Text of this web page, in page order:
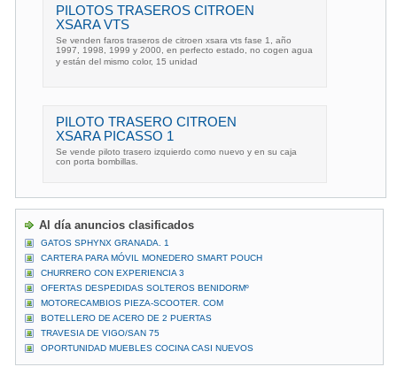
PILOTOS TRASEROS CITROEN
XSARA VTS
Se venden faros traseros de citroen xsara vts fase 1, año
1997, 1998, 1999 y 2000, en perfecto estado, no cogen agua
y están del mismo color, 15 unidad
PILOTO TRASERO CITROEN
XSARA PICASSO 1
Se vende piloto trasero izquierdo como nuevo y en su caja
con porta bombillas.
Al día anuncios clasificados
GATOS SPHYNX GRANADA. 1
CARTERA PARA MÓVIL MONEDERO SMART POUCH
CHURRERO CON EXPERIENCIA 3
OFERTAS DESPEDIDAS SOLTEROS BENIDORMº
MOTORECAMBIOS PIEZA-SCOOTER. COM
BOTELLERO DE ACERO DE 2 PUERTAS
TRAVESIA DE VIGO/SAN 75
OPORTUNIDAD MUEBLES COCINA CASI NUEVOS